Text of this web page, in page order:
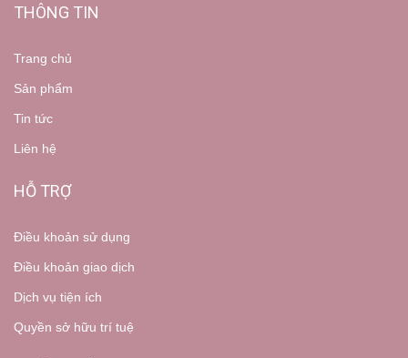
THÔNG TIN
Trang chủ
Sản phẩm
Tin tức
Liên hệ
HỖ TRỢ
Điều khoản sử dụng
Điều khoản giao dịch
Dịch vụ tiện ích
Quyền sở hữu trí tuệ